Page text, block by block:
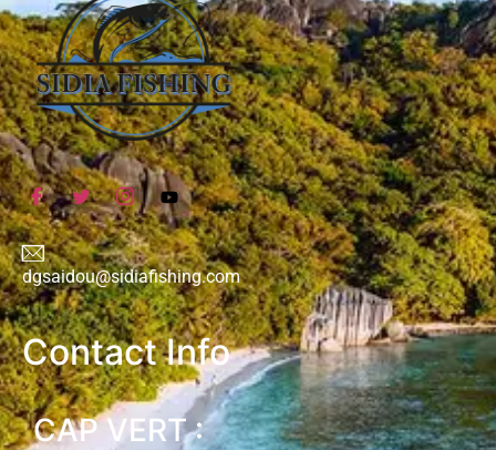
dgsaidou@sidiafishing.com
Contact Info
CAP VERT :